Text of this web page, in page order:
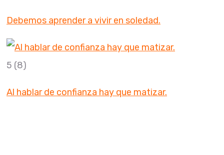
Debemos aprender a vivir en soledad.
5 (8)
Al hablar de confianza hay que matizar.